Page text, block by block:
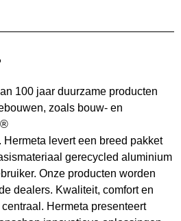
100 jaar duurzame producten
zoals bouw- en
levert een breed pakket
gerecycled aluminium
Onze producten worden
dealers. Kwaliteit, comfort en
Hermeta presenteert